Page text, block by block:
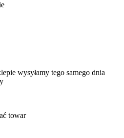
wysyłamy tego samego dnia
towar